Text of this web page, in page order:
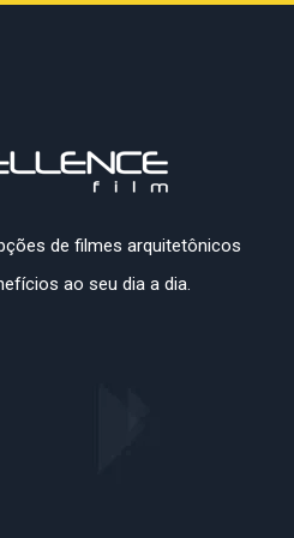
de filmes arquitetônicos
ao seu dia a dia.